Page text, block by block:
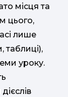
місця та
цього,
лише
таблиці),
уроку.